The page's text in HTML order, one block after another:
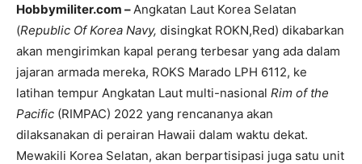
Hobbymiliter.com – Angkatan Laut Korea Selatan
(Republic Of Korea Navy, disingkat ROKN,Red) dikabarkan
akan mengirimkan kapal perang terbesar yang ada dalam
jajaran armada mereka, ROKS Marado LPH 6112, ke
latihan tempur Angkatan Laut multi-nasional Rim of the
Pacific (RIMPAC) 2022 yang rencananya akan
dilaksanakan di perairan Hawaii dalam waktu dekat.
Mewakili Korea Selatan, akan berpartisipasi juga satu unit